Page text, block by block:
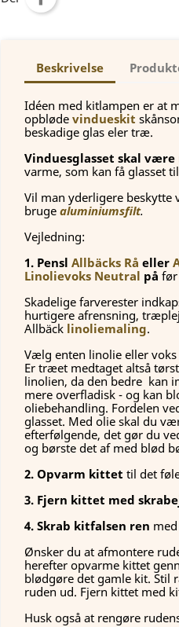
Beskrivelse
Idéen med kitlampen er at
opbløde vindueskit
beskadige glas eler træ.
Vinduesglasset skal være
varme, som kan få glasset
Vil man yderligere beskytte
bruge aluminiumsfilt.
Vejledning:
1. Pensl Allbäcks Rå eller
Linolievoks Neutral på før
Skadelige farverester
hurtigere afrensning,
Allbäck linoliemaling.
Vælg enten linolie eller
Er træet medtaget altså
linolien, da den bedre kan
mere overfladisk - og kan
oliebehandling. Fordelen
glasset. Med olie skal du
efterfølgende, det gør du
og børste det af med blød
2. Opvarm kittet til det
3. Fjern kittet med
4. Skrab kitfalsen ren
Ønsker du at afmontere
herefter opvarme kittet
blødgøre det gamle kit. Stil
ruden ud. Fjern kittet med
Husk også at rengøre